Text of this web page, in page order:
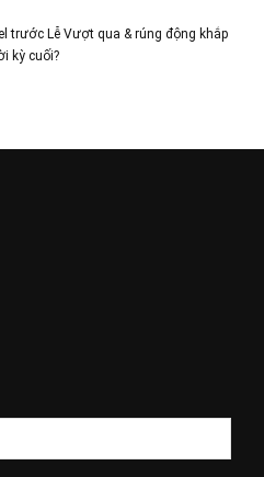
trước Lễ Vượt qua & rúng động khắp
kỳ cuối?